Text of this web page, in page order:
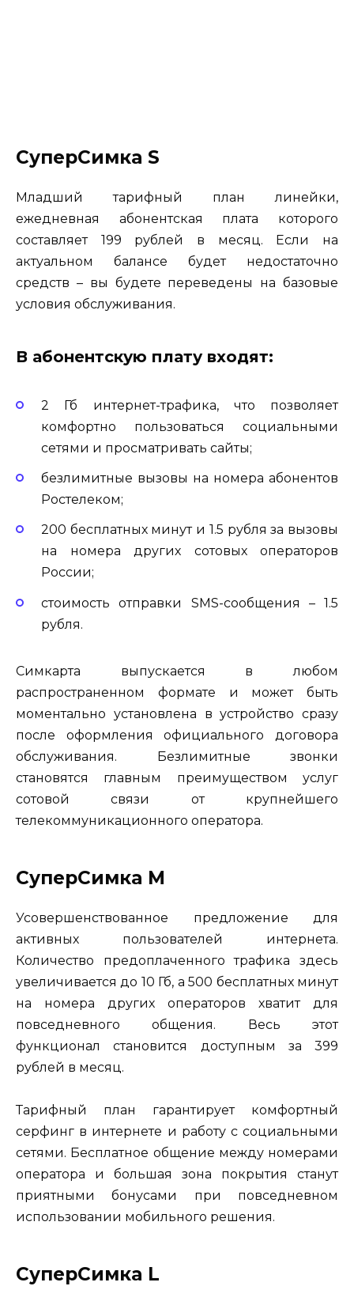
СуперСимка S
Младший тарифный план линейки,
ежедневная абонентская плата которого
составляет 199 рублей в месяц. Если на
актуальном балансе будет недостаточно
средств – вы будете переведены на базовые
условия обслуживания.
В абонентскую плату входят:
2 Гб интернет-трафика, что позволяет
комфортно пользоваться социальными
сетями и просматривать сайты;
безлимитные вызовы на номера абонентов
Ростелеком;
200 бесплатных минут и 1.5 рубля за вызовы
на номера других сотовых операторов
России;
стоимость отправки SMS-сообщения – 1.5
рубля.
Симкарта выпускается в любом
распространенном формате и может быть
моментально установлена в устройство сразу
после оформления официального договора
обслуживания. Безлимитные звонки
становятся главным преимуществом услуг
сотовой связи от крупнейшего
телекоммуникационного оператора.
СуперСимка M
Усовершенствованное предложение для
активных пользователей интернета.
Количество предоплаченного трафика здесь
увеличивается до 10 Гб, а 500 бесплатных минут
на номера других операторов хватит для
повседневного общения. Весь этот
функционал становится доступным за 399
рублей в месяц.
Тарифный план гарантирует комфортный
серфинг в интернете и работу с социальными
сетями. Бесплатное общение между номерами
оператора и большая зона покрытия станут
приятными бонусами при повседневном
использовании мобильного решения.
СуперСимка L